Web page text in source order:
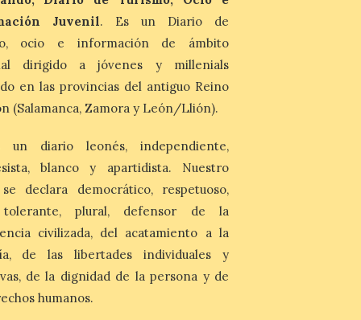
reservas, precios y
antelación de compra. El
auge de la demanda redefine la
planificación: reservas más anticipadas y
estancias más breves en torno al evento.
Madrid, 7 agosto de […]
Juvenil. Es un Diario de
ocio e información de ámbito
dirigido a jóvenes y millenials
en las provincias del antiguo Reino
(Salamanca, Zamora y León/Llión).
un diario leonés, independiente,
blanco y apartidista. Nuestro
declara democrático, respetuoso,
tolerante, plural, defensor de la
civilizada, del acatamiento a la
de las libertades individuales y
de la dignidad de la persona y de
humanos.